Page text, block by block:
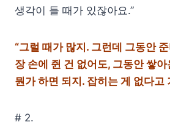
생각이 들 때가 있잖아요.”
“그럴 때가 많지. 그런데 그동안
장 손에 쥔 건 없어도, 그동안 쌓
뭔가 하면 되지. 잡히는 게 없다고
# 2.